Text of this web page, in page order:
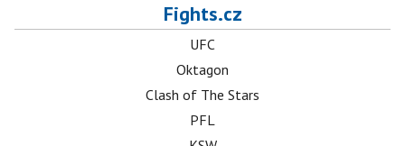
Fights.cz
UFC
Oktagon
Clash of The Stars
PFL